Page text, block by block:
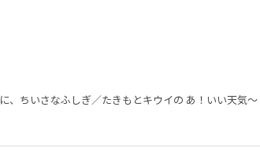
、ちいさなふしぎ／たきもとキウイの あ！いい天気～